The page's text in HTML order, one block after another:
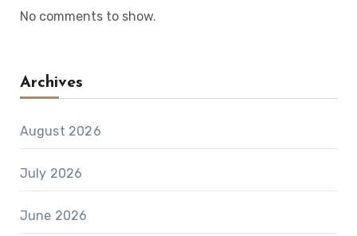
No comments to show.
Archives
August 2026
July 2026
June 2026